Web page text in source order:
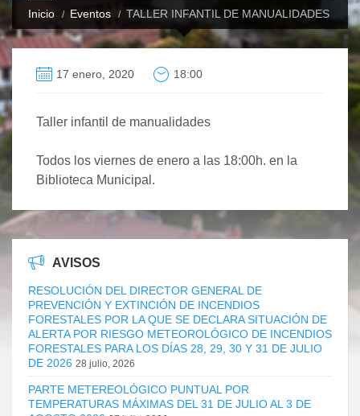
Inicio Eventos TALLER INFANTIL DE MANUALIDADES
17 enero, 2020 18:00
Taller infantil de manualidades
Todos los viernes de enero a las 18:00h. en la
Biblioteca Municipal.
AVISOS
RESOLUCIÓN DEL DIRECTOR GENERAL DE
PREVENCIÓN Y EXTINCIÓN DE INCENDIOS
FORESTALES POR LA QUE SE DECLARA SITUACIÓN DE
ALERTA POR RIESGO METEOROLÓGICO DE INCENDIOS
FORESTALES PARA LOS DÍAS 28, 29, 30 Y 31 DE JULIO
DE 2026 28 julio, 2026
PARTE METEREOLÓGICO PUNTUAL POR
TEMPERATURAS MÁXIMAS DEL 31 DE JULIO AL 3 DE